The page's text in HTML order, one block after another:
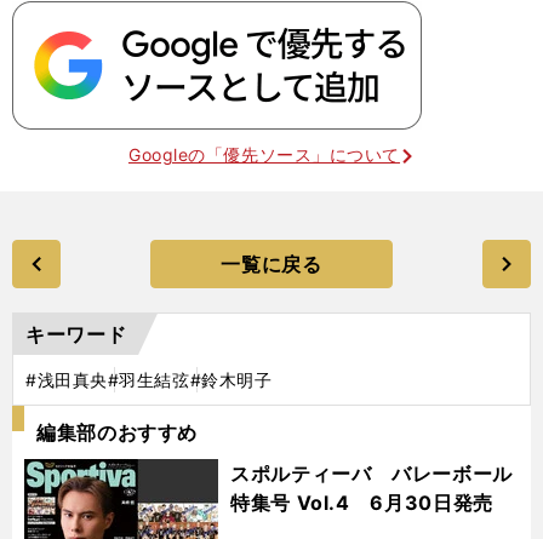
Googleの「優先ソース」について
一覧に戻る
キーワード
#浅田真央#羽生結弦#鈴木明子
編集部のおすすめ
スポルティーバ バレーボール
特集号 Vol.4 6月30日発売